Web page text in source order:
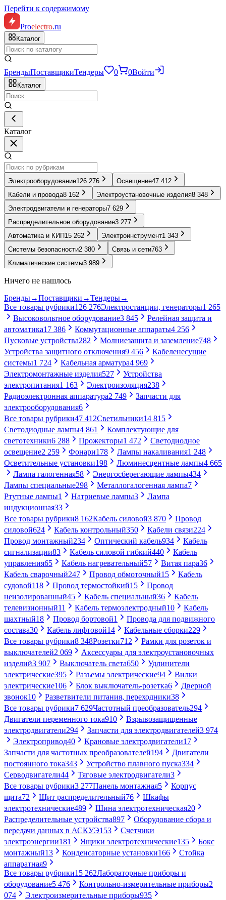
Перейти к содержимому
Proelectro.ru
Каталог
БрендыПоставщикиТендеры 0 0Войти
Каталог
Каталог
Электрооборудование126 276 Освещение47 412
Кабели и провода8 162 Электроустановочные изделия8 348
Электродвигатели и генераторы7 629
Распределительное оборудование3 277
Автоматика и КИП 15 262 Электроинструмент1 343
Системы безопасности2 380 Связь и сети763
Климатические системы3 989
Ничего не нашлось
Бренды→Поставщики →Тендеры→
Все товары рубрики126 276Электростанции, генераторы1 265
Высоковольтное оборудование3 845
Релейная защита и
автоматика17 386 Коммутационные аппараты4 256
Пусковые устройства282 Молниезащита и заземление748
Устройства защитного отключения9 456
Кабеленесущие
системы1 724 Кабельная арматура4 969
Электромонтажные изделия527
Устройства
электропитания1 163 Электроизоляция238
Радиоэлектронная аппаратура2 749
Запчасти для
электрооборудования6
Все товары рубрики47 412Светильники14 815
Светодиодные лампы4 861
Комплектующие для
светотехники6 288 Прожекторы1 472
Светодиодное
освещение2 259 Фонари178 Лампы накаливания1 248
Осветительные установки198 Люминесцентные лампы4 665
Лампа галогенная58 Энергосберегающие лампы434
Лампы специальные298 Металлогалогенная лампа7
Ртутные лампы1 Натриевые лампы3
Лампа
индукционная33
Все товары рубрики8 162Кабель силовой3 870
Провод
силовой624 Кабель контрольный350 Кабели связи224
Провод монтажный234 Оптический кабель934
Кабель
сигнализации83 Кабель силовой гибкий440
Кабель
управления65 Кабель нагревательный57 Витая пара36
Кабель сварочный247 Провод обмоточный15
Кабель
судовой118 Провод термостойкий15
Провод
неизолированный45 Кабель специальный36
Кабель
телевизионный11 Кабель термоэлектродный10
Кабель
шахтный18 Провод бортовой1
Провода для подвижного
состава30 Кабель лифтовой14 Кабельные сборки229
Все товары рубрики8 348Розетки712
Рамки для розеток и
выключателей2 069
Аксессуары для электроустановочных
изделий3 907 Выключатель света650
Удлинители
электрические395 Разъемы электрические94
Вилки
электрические106 Блок выключатель-розетка6
Дверной
звонок10 Разветвители питания, переходники38
Все товары рубрики7 629Частотный преобразователь294
Двигатели переменного тока910
Взрывозащищенные
электродвигатели294 Запчасти для электродвигателей3 974
Электропривод40 Крановые электродвигатели17
Запчасти для частотных преобразователей194
Двигатели
постоянного тока343 Устройство плавного пуска334
Серводвигатели44 Тяговые электродвигатели3
Все товары рубрики3 277Панель монтажная5
Корпус
щита72 Щит распределительный76
Шкафы
электротехнические489 Шина электротехническая20
Распределительные устройства897
Оборудование сбора и
передачи данных в АСКУЭ153
Счетчики
электроэнергии181 Ящики электротехнические135
Бокс
монтажный13 Конденсаторные установки166
Стойка
аппаратная9
Все товары рубрики15 262Лабораторные приборы и
оборудование5 476 Контрольно-измерительные приборы2
074
Электроизмерительные приборы935